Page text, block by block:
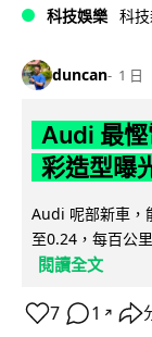
科技娛樂 科
duncan 1 日
Audi 最
彩造型曝
Audi 呢部新車，
至0.24，每百公
閱讀全文
7 1 ↗